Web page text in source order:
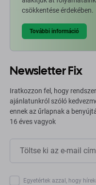
csökkentése érdekében.
További információ
Newsletter Fix
Iratkozzon fel, hogy
ajánlatunkról szóló
ennek az űrlapnak a
16 éves vagyok
Egyetértek azzal, hogy